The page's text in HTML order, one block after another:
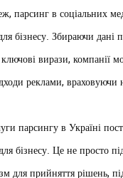
парсинг в соціальних
бізнесу. Збираючи дані
вирази, компанії
реклами, враховуючи
парсингу в Україні
бізнесу. Це не просто
для прийняття рішень,